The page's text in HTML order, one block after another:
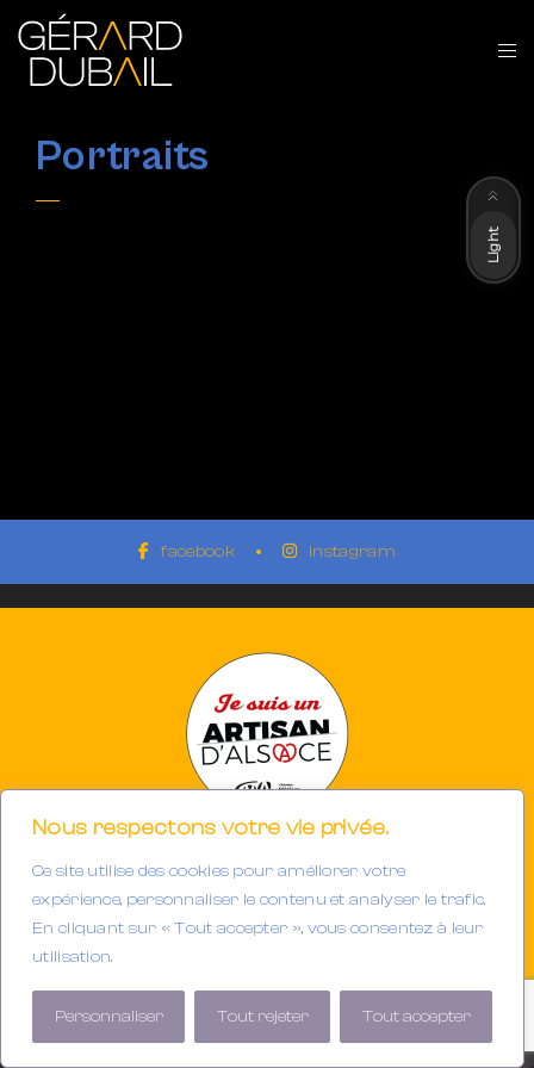
Nous respectons votre vie privée.
Ce site utilise des cookies pour améliorer votre
expérience, personnaliser le contenu et analyser le trafic.
En cliquant sur « Tout accepter », vous consentez à leur
utilisation.
Personnaliser Tout rejeter Tout accepter
Portraits
facebook instagram
Photographe à Mulhouse-Riedisheim (68)
SIRET 894933191/00013
Tél. : 06.32.63.34.98
Copyright © 2025 Gerard Dubail — Tous droits réservés.
Light
Dark